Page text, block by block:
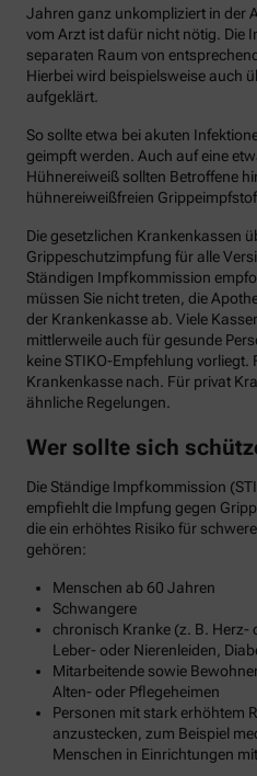
Jahren ganz unkompliziert in der
vom Arzt ist dafür nicht nötig. Die
separaten Raum von
Hierbei wird beispielsweise auch
aufgeklärt.
So sollte etwa bei akuten
geimpft werden. Auch auf eine
Hühnereiweiß sollten Betroffene
hühnereiweißfreien
Die gesetzlichen Krankenkassen
Grippeschutzimpfung für alle
Ständigen Impfkommission
müssen Sie nicht treten, die
der Krankenkasse ab. Viele
mittlerweile auch für gesunde
keine STIKO-Empfehlung vorliegt.
Krankenkasse nach. Für privat
ähnliche Regelungen.
Wer sollte sich
Die Ständige Impfkommission
empfiehlt die Impfung gegen
die ein erhöhtes Risiko für
gehören:
Menschen ab 60 Jahren
Schwangere
chronisch Kranke (z. B. Herz-
Leber- oder Nierenleiden,
Mitarbeitende sowie
Alten- oder Pflegeheimen
Personen mit stark erhöhtem
anzustecken, zum Beispiel
Menschen in Einrichtungen